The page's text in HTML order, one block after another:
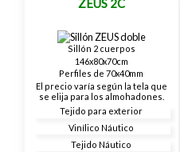
ZEUS 2C
Sillón 2 cuerpos
146x80x70cm
Perfiles de 70x40mm
El precio varía según la tela que
se elija para los almohadones.
Tejido para exterior
Vinílico Náutico
Tejido Náutico